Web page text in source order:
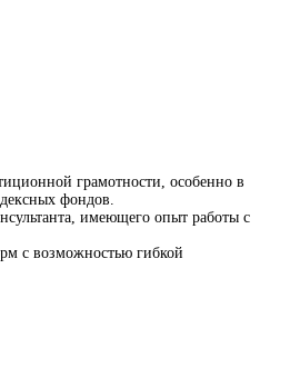
грамотности, особенно в
фондов.
имеющего опыт работы с
с возможностью гибкой